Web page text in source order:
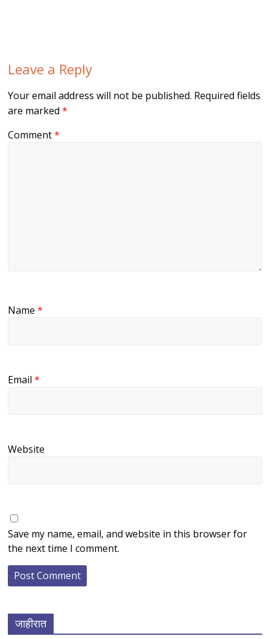
Leave a Reply
Your email address will not be published. Required fields
are marked*
Comment*
Name*
Email*
Website
Save my name, email, and website in this browser for
the next time I comment.
जाहीरात